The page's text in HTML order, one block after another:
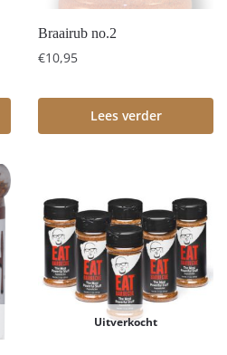
Braairub no.2
€10,95
Lees verder
Uitverkocht